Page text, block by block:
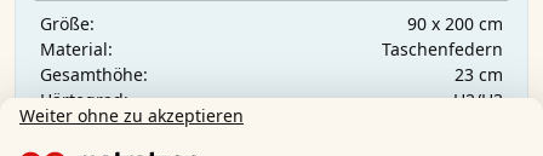
Größe:
90 x 200 cm
Material:
Taschenfedern
Gesamthöhe:
23 cm
Härtegrad:
H2/H3
Weiter ohne zu akzeptieren